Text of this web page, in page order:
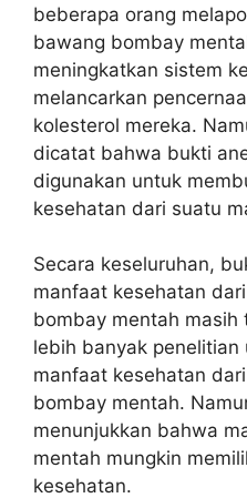
beberapa orang
bawang bombay
meningkatkan sistem
melancarkan
kolesterol mereka.
dicatat bahwa bukti
digunakan untuk
kesehatan dari suatu
Secara keseluruhan,
manfaat kesehatan
bombay mentah masih
lebih banyak
manfaat kesehatan
bombay mentah.
menunjukkan bahwa
mentah mungkin
kesehatan.